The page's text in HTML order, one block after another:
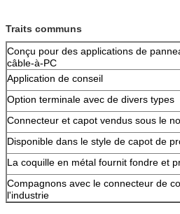
Traits communs
Conçu pour des applications de
câble-à-PC
Application de conseil
Option terminale avec de divers types
Connecteur et capot vendus sous le
Disponible dans le style de capot de
La coquille en métal fournit fondre et
Compagnons avec le connecteur de
l'industrie